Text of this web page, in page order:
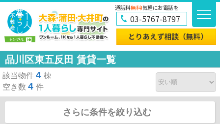
通話料無料!気軽にお電話を!
03-5767-8797
品川区東五反田 賃貸一覧
該当物件 4 棟
空き数 4 件
さらに条件を絞り込む